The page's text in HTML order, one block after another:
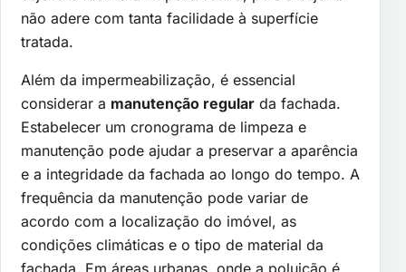
não adere com tanta facilidade à superfície
tratada.
Além da impermeabilização, é essencial
considerar a manutenção regular da fachada.
Estabelecer um cronograma de limpeza e
manutenção pode ajudar a preservar a aparência
e a integridade da fachada ao longo do tempo. A
frequência da manutenção pode variar de
acordo com a localização do imóvel, as
condições climáticas e o tipo de material da
fachada. Em áreas urbanas, onde a poluição é